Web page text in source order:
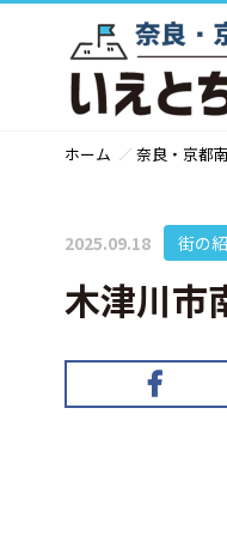
ホーム 奈良・京都
2025.09.18 街の
木津川市